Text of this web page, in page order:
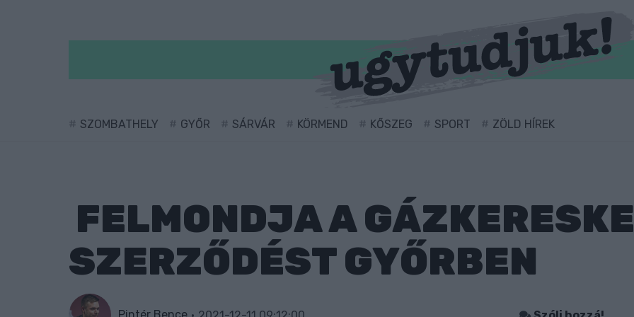
SZOMBATHELY GYŐR SÁRVÁR KÖRMEND KŐSZEG SPORT ZÖLD HÍREK
FELMONDJA A
SZERZŐDÉST GYŐRBEN
Pintér Bence